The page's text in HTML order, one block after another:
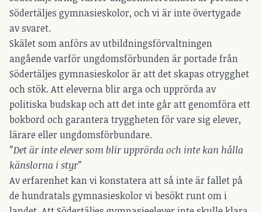
Södertäljes gymnasieskolor, och vi är inte övertygade
av svaret.
Skälet som anförs av utbildningsförvaltningen
angående varför ungdomsförbunden är portade från
Södertäljes gymnasieskolor är att det skapas otrygghet
och stök. Att eleverna blir arga och upprörda av
politiska budskap och att det inte går att genomföra ett
bokbord och garantera tryggheten för vare sig elever,
lärare eller ungdomsförbundare.
”Det är inte elever som blir upprörda och inte kan hålla
känslorna i styr”
Av erfarenhet kan vi konstatera att så inte är fallet på
de hundratals gymnasieskolor vi besökt runt om i